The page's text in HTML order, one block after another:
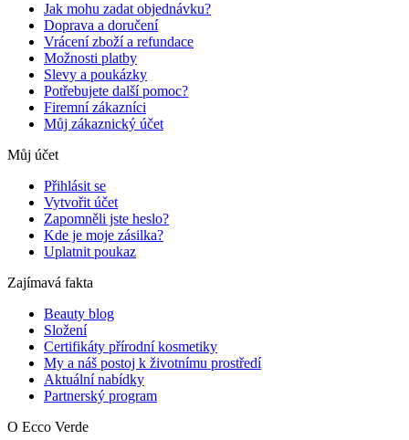
Jak mohu zadat objednávku?
Doprava a doručení
Vrácení zboží a refundace
Možnosti platby
Slevy a poukázky
Potřebujete další pomoc?
Firemní zákazníci
Můj zákaznický účet
Můj účet
Přihlásit se
Vytvořit účet
Zapomněli jste heslo?
Kde je moje zásilka?
Uplatnit poukaz
Zajímavá fakta
Beauty blog
Složení
Certifikáty přírodní kosmetiky
My a náš postoj k životnímu prostředí
Aktuální nabídky
Partnerský program
O Ecco Verde